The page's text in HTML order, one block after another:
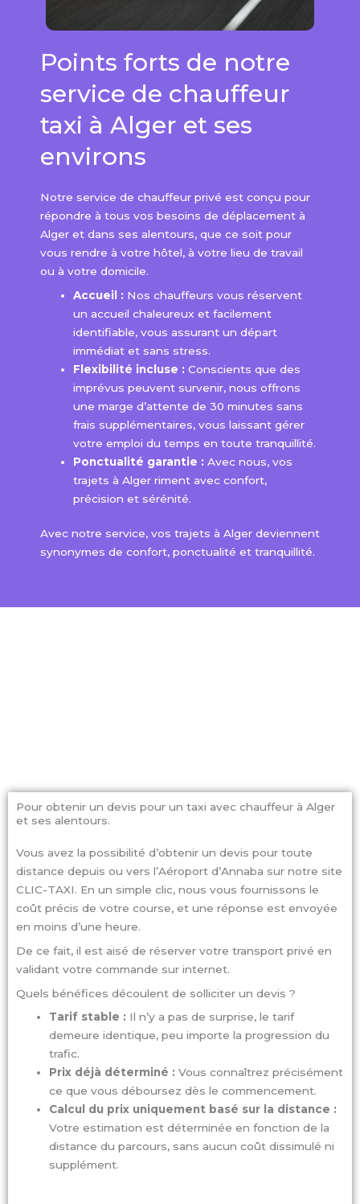
Points forts de notre
service de chauffeur
taxi à Alger et ses
environs
Notre service de chauffeur privé est conçu pour
répondre à tous vos besoins de déplacement à
Alger et dans ses alentours, que ce soit pour
vous rendre à votre hôtel, à votre lieu de travail
ou à votre domicile.
Accueil : Nos chauffeurs vous réservent
un accueil chaleureux et facilement
identifiable, vous assurant un départ
immédiat et sans stress.
Flexibilité incluse : Conscients que des
imprévus peuvent survenir, nous offrons
une marge d’attente de 30 minutes sans
frais supplémentaires, vous laissant gérer
votre emploi du temps en toute tranquillité.
Ponctualité garantie : Avec nous, vos
trajets à Alger riment avec confort,
précision et sérénité.
Avec notre service, vos trajets à Alger deviennent
synonymes de confort, ponctualité et tranquillité.
Pour obtenir un devis pour un taxi avec chauffeur à Alger
et ses alentours.
Vous avez la possibilité d’obtenir un devis pour toute
distance depuis ou vers l’Aéroport d’Annaba sur notre site
CLIC-TAXI. En un simple clic, nous vous fournissons le
coût précis de votre course, et une réponse est envoyée
en moins d’une heure.
De ce fait, il est aisé de réserver votre transport privé en
validant votre commande sur internet.
Quels bénéfices découlent de solliciter un devis ?
Tarif stable : Il n’y a pas de surprise, le tarif
demeure identique, peu importe la progression du
trafic.
Prix déjà déterminé : Vous connaîtrez précisément
ce que vous déboursez dès le commencement.
Calcul du prix uniquement basé sur la distance :
Votre estimation est déterminée en fonction de la
distance du parcours, sans aucun coût dissimulé ni
supplément.